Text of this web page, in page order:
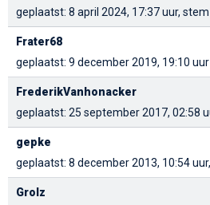
geplaatst: 8 april 2024, 17:37 uur,
Frater68
geplaatst: 9 december 2019, 19:10 uur
FrederikVanhonacker
geplaatst: 25 september 2017, 02:58
gepke
geplaatst: 8 december 2013, 10:54
Grolz